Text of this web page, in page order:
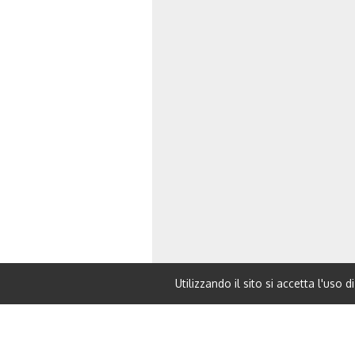
Utilizzando il sito si accetta l'uso